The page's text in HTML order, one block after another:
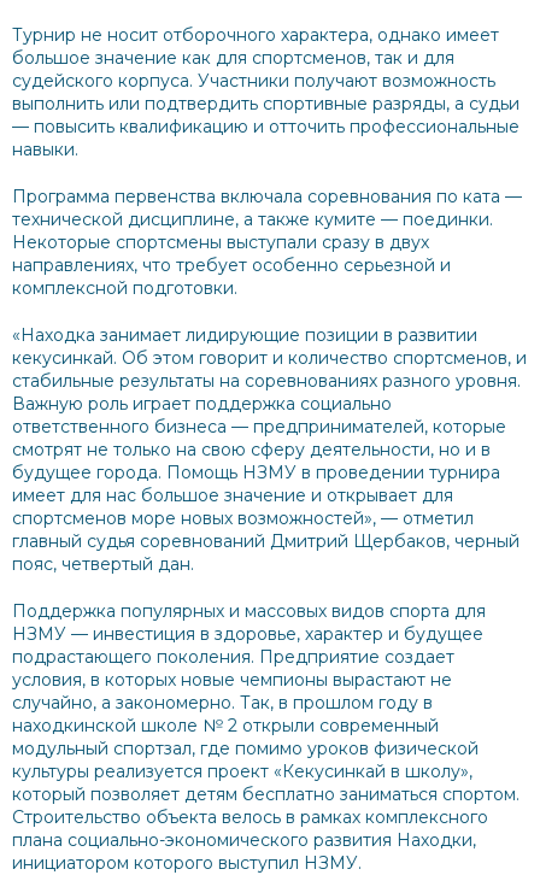
Турнир не носит отборочного характера, однако имеет
большое значение как для спортсменов, так и для
судейского корпуса. Участники получают возможность
выполнить или подтвердить спортивные разряды, а судьи
— повысить квалификацию и отточить профессиональные
навыки.
Программа первенства включала соревнования по ката —
технической дисциплине, а также кумите — поединки.
Некоторые спортсмены выступали сразу в двух
направлениях, что требует особенно серьезной и
комплексной подготовки.
«Находка занимает лидирующие позиции в развитии
кекусинкай. Об этом говорит и количество спортсменов, и
стабильные результаты на соревнованиях разного уровня.
Важную роль играет поддержка социально
ответственного бизнеса — предпринимателей, которые
смотрят не только на свою сферу деятельности, но и в
будущее города. Помощь НЗМУ в проведении турнира
имеет для нас большое значение и открывает для
спортсменов море новых возможностей», — отметил
главный судья соревнований Дмитрий Щербаков, черный
пояс, четвертый дан.
Поддержка популярных и массовых видов спорта для
НЗМУ — инвестиция в здоровье, характер и будущее
подрастающего поколения. Предприятие создает
условия, в которых новые чемпионы вырастают не
случайно, а закономерно. Так, в прошлом году в
находкинской школе № 2 открыли современный
модульный спортзал, где помимо уроков физической
культуры реализуется проект «Кекусинкай в школу»,
который позволяет детям бесплатно заниматься спортом.
Строительство объекта велось в рамках комплексного
плана социально-экономического развития Находки,
инициатором которого выступил НЗМУ.